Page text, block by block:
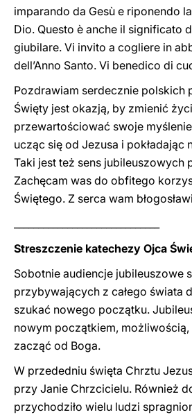
imparando da Gesù e riponendo
Dio. Questo è anche il significato
giubilare. Vi invito a cogliere in
dell’Anno Santo. Vi benedico di
Pozdrawiam serdecznie polskich
Święty jest okazją, by zmienić
przewartościować swoje
ucząc się od Jezusa i pokładając
Taki jest też sens jubileuszowych
Zachęcam was do obfitego
Świętego. Z serca wam
Streszczenie katechezy Ojca
Sobotnie audiencje jubileuszowe
przybywających z całego świata
szukać nowego początku.
nowym początkiem,
zacząć od Boga.
W przededniu święta Chrztu
przy Janie Chrzcicielu. Również
przychodziło wielu ludzi